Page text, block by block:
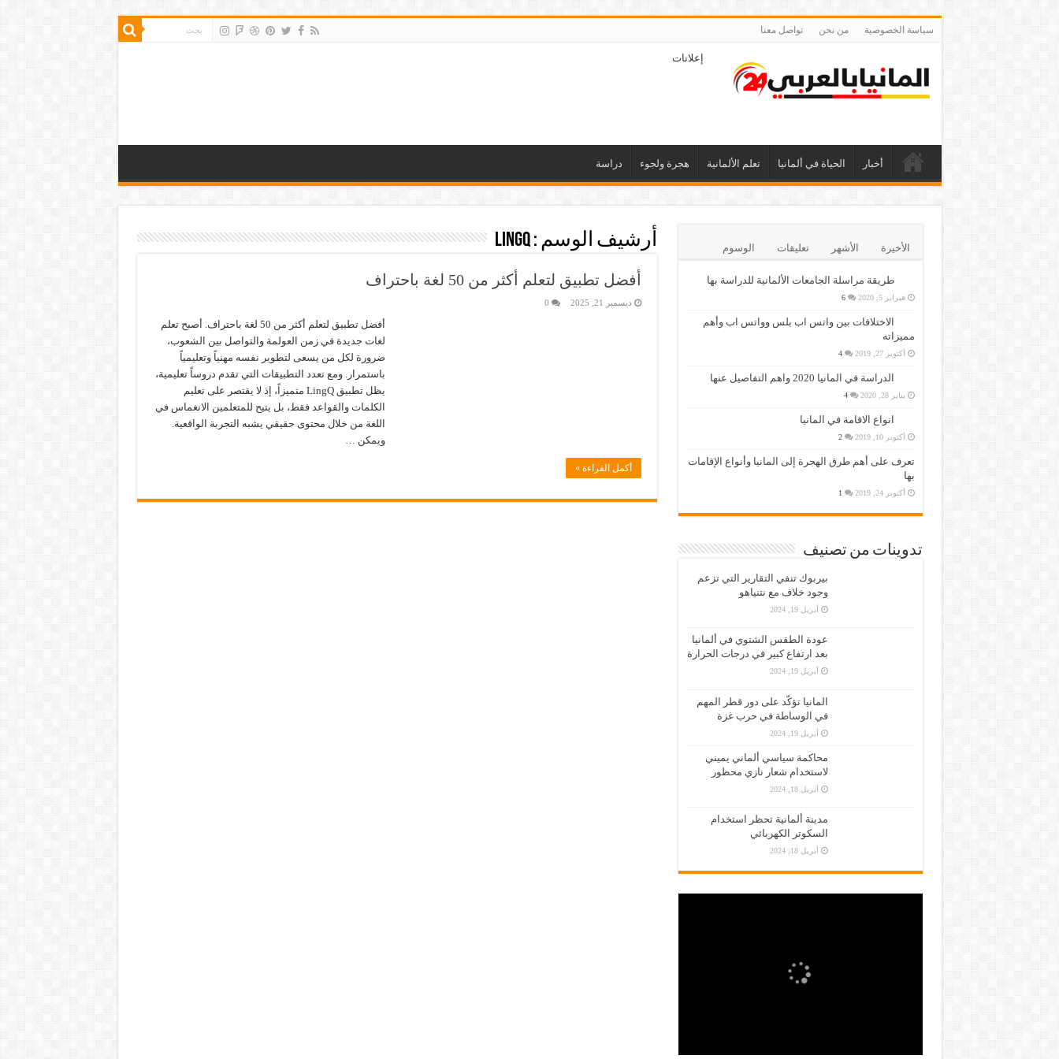
سياسة الخصوصية من نحن تواصل معنا
إعلانات
أخبار الحياة في ألمانيا تعلم الألمانية هجرة ولجوء دراسة
أرشيف الوسم :LingQ
أفضل تطبيق لتعلم أكثر من 50 لغة باحتراف
ديسمبر 21, 2025 0
أفضل تطبيق لتعلم أكثر من 50 لغة باحتراف. أصبح تعلم
لغات جديدة في زمن العولمة والتواصل بين الشعوب،
ضرورة لكل من يسعى لتطوير نفسه مهنياً وتعليمياً
باستمرار. ومع تعدد التطبيقات التي تقدم دروساً تعليمية،
يظل تطبيق LingQ متميزاً، إذ لا يقتصر على تعليم
الكلمات والقواعد فقط، بل يتيح للمتعلمين الانغماس في
اللغة من خلال محتوى حقيقي يشبه التجربة الواقعية.
ويمكن …
أكمل القراءة »
الأخيرة الأشهر تعليقات الوسوم
طريقة مراسلة الجامعات الألمانية للدراسة بها
فبراير 5, 2020 6
الاختلافات بين واتس اب بلس وواتس اب وأهم
مميزاته
أكتوبر 27, 2019 4
الدراسة في المانيا 2020 واهم التفاصيل عنها
يناير 28, 2020 4
انواع الاقامة في المانيا
أكتوبر 10, 2019 2
تعرف على أهم طرق الهجرة إلى المانيا وأنواع الإقامات
بها
أكتوبر 24, 2019 1
تدوينات من تصنيف
بيربوك تنفي التقارير التي تزعم
وجود خلاف مع نتنياهو
أبريل 19, 2024
عودة الطقس الشتوي في ألمانيا
بعد ارتفاع كبير في درجات الحرارة
أبريل 19, 2024
المانيا تؤكّد على دور قطر المهم
في الوساطة في حرب غزة
أبريل 19, 2024
محاكمة سياسي ألماني يميني
لاستخدام شعار نازي محظور
أبريل 18, 2024
مدينة ألمانية تحظر استخدام
السكوتر الكهربائي
أبريل 18, 2024